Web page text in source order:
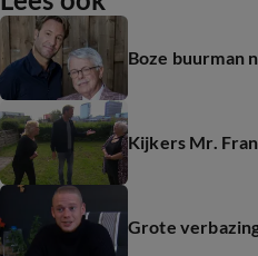
Boze buurman
Kijkers Mr.
Grote